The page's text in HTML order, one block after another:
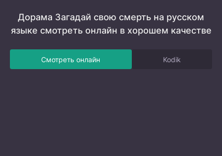
Дорама Загадай свою смерть на русском
языке смотреть онлайн в хорошем качестве
Смотреть онлайн Kodik